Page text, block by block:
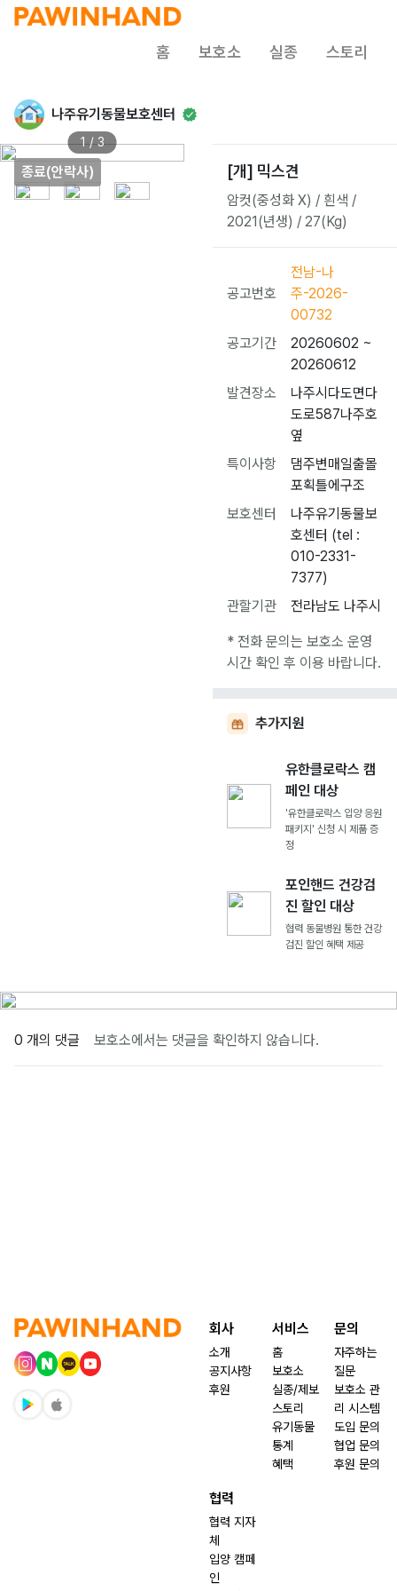
홈 보호소 실종 스토리
나주유기동물보호센터
종료(안락사)
1 / 3
[개] 믹스견
암컷(중성화 X) / 흰색 /
2021(년생) / 27(Kg)
공고번호
전남-나
주-2026-
00732
공고기간
20260602 ~
20260612
발견장소
나주시다도면다
도로587나주호
옆
특이사항
댐주변매일출몰
포획틀에구조
보호센터
나주유기동물보
호센터 (tel :
010-2331-
7377)
관할기관
전라남도 나주시
* 전화 문의는 보호소 운영
시간 확인 후 이용 바랍니다.
추가지원
유한클로락스 캠
페인 대상
'유한클로락스 입양 응원
패키지' 신청 시 제품 증
정
포인핸드 건강검
진 할인 대상
협력 동물병원 통한 건강
검진 할인 혜택 제공
0 개의 댓글 보호소에서는 댓글을 확인하지 않습니다.
회사
소개
공지사항
후원
서비스
홈
보호소
실종/제보
스토리
유기동물
통계
혜택
문의
자주하는
질문
보호소 관
리 시스템
도입 문의
협업 문의
후원 문의
협력
협력 지자
체
입양 캠페
인